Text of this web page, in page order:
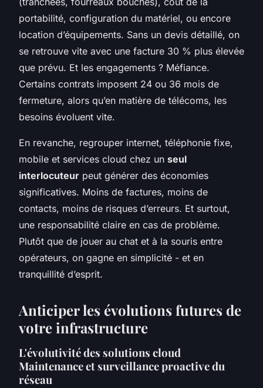
portabilité, configuration du matériel, ou encore
location d’équipements. Sans un devis détaillé, on
se retrouve vite avec une facture 30 % plus élevée
que prévu. Et les engagements ? Méfiance.
Certains contrats imposent 24 ou 36 mois de
fermeture, alors qu’en matière de télécoms, les
besoins évoluent vite.
En revanche, regrouper internet, téléphonie fixe,
mobile et services cloud chez un seul
interlocuteur peut générer des économies
significatives. Moins de factures, moins de
contacts, moins de risques d’erreurs. Et surtout,
une responsabilité claire en cas de problème.
Plutôt que de jouer au chat et à la souris entre
opérateurs, on gagne en simplicité - et en
tranquillité d’esprit.
Anticiper les évolutions futures de
votre infrastructure
L'évolutivité des solutions cloud
Maintenance et surveillance proactive du
réseau